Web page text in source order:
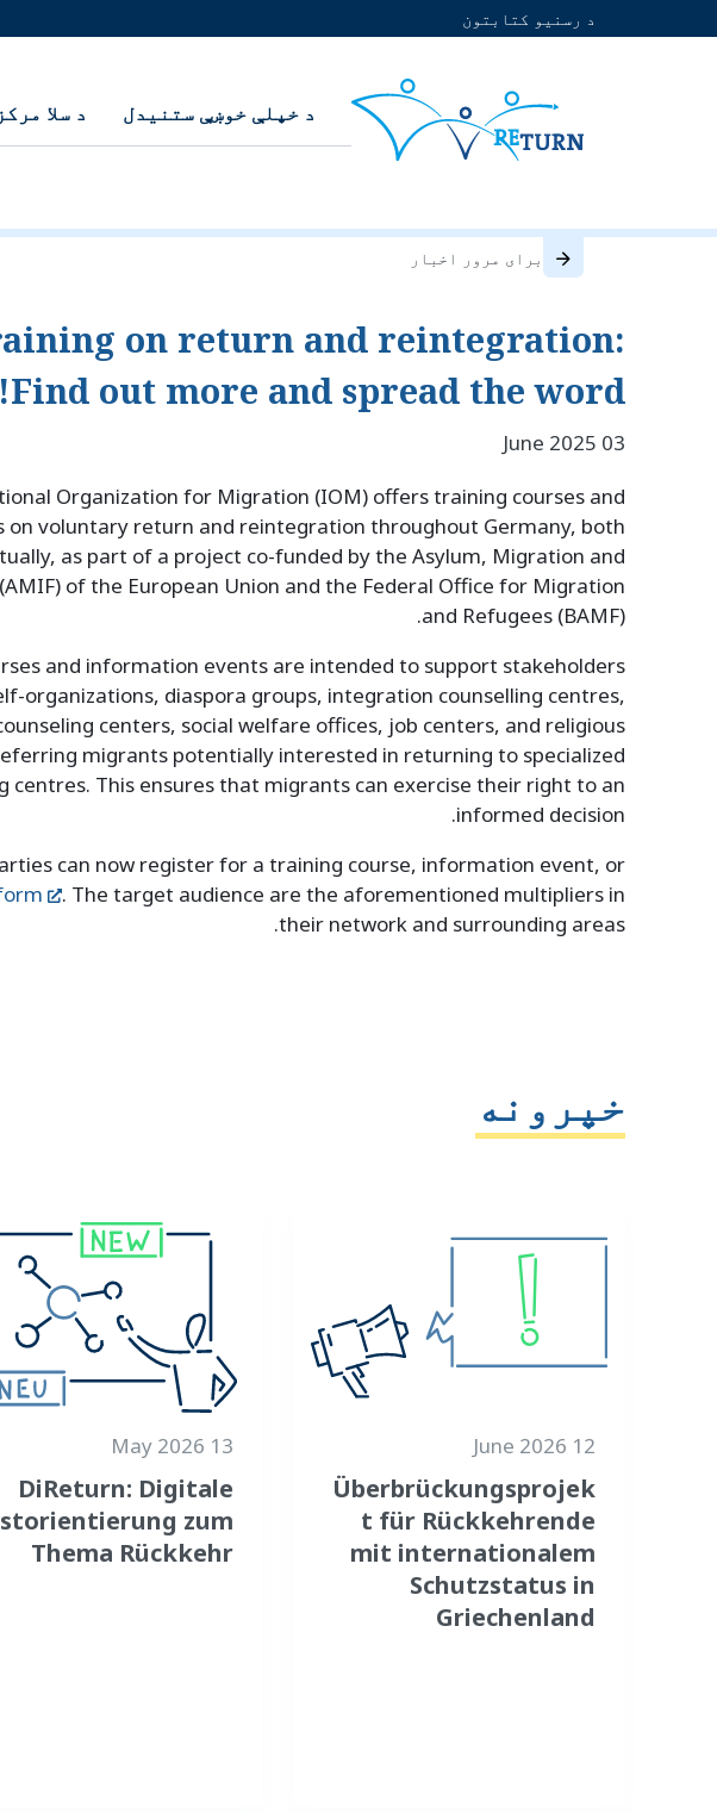
د رسنیو کتابتون
د خپلې خوښې ستنيدل د سلا مرکز
برای مرور اخبار
on return and reintegration:
Find out more and spread the word!
03 June 2025
Organization for Migration (IOM) offers training courses and
voluntary return and reintegration throughout Germany, both
as part of a project co-funded by the Asylum, Migration and
of the European Union and the Federal Office for Migration
and Refugees (BAMF).
and information events are intended to support stakeholders
organizations, diaspora groups, integration counselling centres,
centers, social welfare offices, job centers, and religious
migrants potentially interested in returning to specialized
centres. This ensures that migrants can exercise their right to an
informed decision.
can now register for a training course, information event, or
. The target audience are the aforementioned multipliers in
their network and surrounding areas.
خپرونه
12 June 2026
Überbrückungsprojek
t für Rückkehrende
mit internationalem
Schutzstatus in
Griechenland
13 May 2026
DiReturn: Digitale
zum
Thema Rückkehr